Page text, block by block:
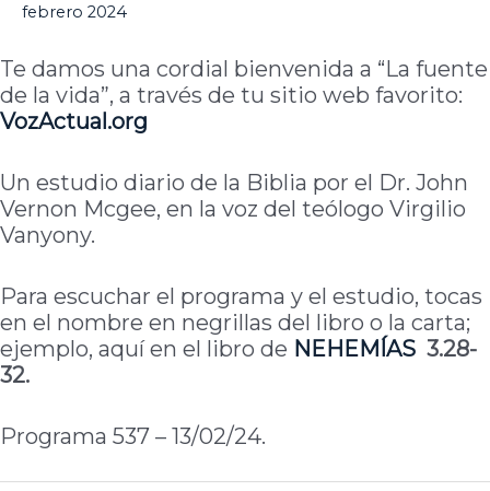
febrero 2024
Te damos una cordial bienvenida a “La fuente
de la vida”, a través de tu sitio web favorito:
VozActual.org
Un estudio diario de la Biblia por el Dr. John
Vernon Mcgee, en la voz del teólogo Virgilio
Vanyony.
Para escuchar el programa y el estudio, tocas
en el nombre en negrillas del libro o la carta;
ejemplo, aquí en el libro de NEHEMÍAS 3.28-
32.
Programa 537 – 13/02/24.